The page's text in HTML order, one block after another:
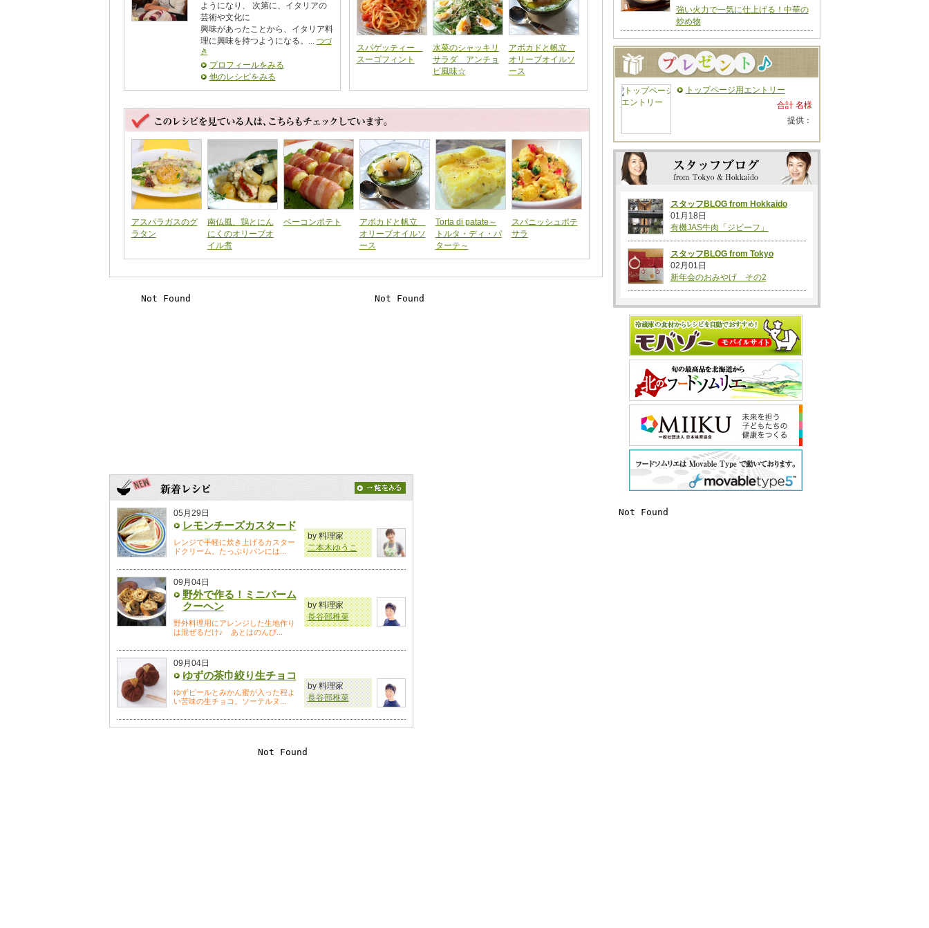
ようになり、 次第に、イタリアの
芸術や文化に
興味があったことから、イタリア料
理に興味を持つようになる。... つづ
き
プロフィールをみる
他のレシピをみる
スパゲッティー
スーゴフィント
水菜のシャッキリ
サラダ アンチョ
ビ風味☆
アボカドと帆立
オリーブオイルソ
ース
アスパラガスのグ
ラタン
南仏風、鶏とにん
にくのオリーブオ
イル煮
ベーコンポテト
アボカドと帆立
オリーブオイルソ
ース
Torta di patate～
トルタ・ディ・パ
ターテ～
スパニッシュポテ
サラ
05月29日
レモンチーズカスタード
レンジで手軽に炊き上げるカスター
ドクリーム。たっぷりパンには...
by 料理家
二本木ゆうこ
09月04日
野外で作る！ミニバーム
クーヘン
野外料理用にアレンジした生地作り
は混ぜるだけ♪ あとはのんび...
by 料理家
長谷部稚菜
09月04日
ゆずの茶巾絞り生チョコ
ゆずピールとみかん蜜が入った程よ
い苦味の生チョコ。ソーテルヌ...
by 料理家
長谷部稚菜
強い火力で一気に仕上げる！中華の
炒め物
トップページ用エントリー
合計 名様
提供：
スタッフBLOG from Hokkaido
01月18日
有機JAS牛肉「ジビーフ」
スタッフBLOG from Tokyo
02月01日
新年会のおみやげ その2